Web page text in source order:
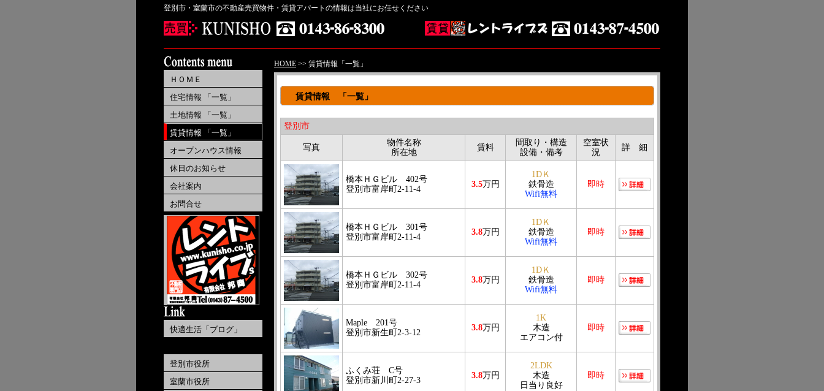
登別市・室蘭市の不動産売買物件・賃貸アパートの情報は当社にお任せください
HOME >> 賃貸情報「一覧」
賃貸情報 「一覧」
登別市
写真
物件名称
所在地
賃料
間取り・構造
設備・備考
空室状
況
詳 細
橋本ＨＧビル 402号
登別市富岸町2-11-4
3.5万円
1DＫ
鉄骨造
Wifi無料
即時
橋本ＨＧビル 301号
登別市富岸町2-11-4
3.8万円
1DＫ
鉄骨造
Wifi無料
即時
橋本ＨＧビル 302号
登別市富岸町2-11-4
3.8万円
1DＫ
鉄骨造
Wifi無料
即時
Maple 201号
登別市新生町2-3-12
3.8万円
1K
木造
エアコン付
即時
ふくみ荘 C号
登別市新川町2-27-3
3.8万円
2LDK
木造
日当り良好
即時
ＨＯＭＥ
住宅情報 「一覧」
土地情報 「一覧」
賃貸情報 「一覧」
オープンハウス情報
休日のお知らせ
会社案内
お問合せ
快適生活「ブログ」
登別市役所
室蘭市役所